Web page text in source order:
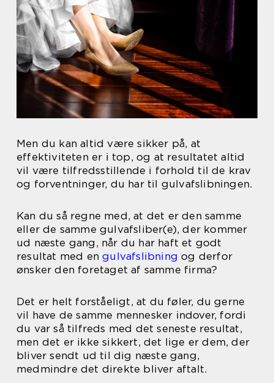
Men du kan altid være sikker på, at
effektiviteten er i top, og at resultatet altid
vil være tilfredsstillende i forhold til de krav
og forventninger, du har til gulvafslibningen.
Kan du så regne med, at det er den samme
eller de samme gulvafsliber(e), der kommer
ud næste gang, når du har haft et godt
resultat med engulvafslibning og derfor
ønsker den foretaget af samme firma?
Det er helt forståeligt, at du føler, du gerne
vil have de samme mennesker indover, fordi
du var så tilfreds med det seneste resultat,
men det er ikke sikkert, det lige er dem, der
bliver sendt ud til dig næste gang,
medmindre det direkte bliver aftalt.